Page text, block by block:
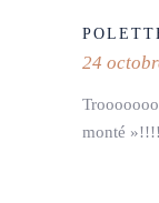
24
monté »!!!!